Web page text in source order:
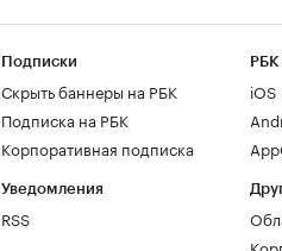
Подписки
Скрыть баннеры на РБК
Подписка на РБК
Корпоративная подписка
Уведомления
RSS
РБК
iOS